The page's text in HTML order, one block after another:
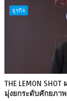
ธุรกิจ
THE LEMON
มุ่งยกระดับศักยภาพ